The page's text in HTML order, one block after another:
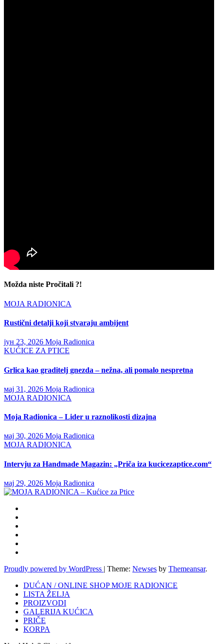
Možda niste Pročitali ?!
MOJA RADIONICA
Rustični detalji koji stvaraju ambijent
јун 23, 2026 Moja Radionica
KUĆICE ZA PTICE
Grlica kao graditelj gnezda – nežna, ali pomalo nespretna
мај 31, 2026 Moja Radionica
MOJA RADIONICA
Moja Radionica – Lider u raznolikosti dizajna
мај 30, 2026 Moja Radionica
MOJA RADIONICA
Intervju za Handmade Magazin: „Priča iza kucicezaptice.com“
мај 29, 2026 Moja Radionica
Proudly powered by WordPress | Theme: Newses by Themeansar.
DUĆAN / ONLINE SHOP MOJE RADIONICE
LISTA ŽELJA
PROIZVODI
GALERIJA KUĆICA
PRIČE
KORPA